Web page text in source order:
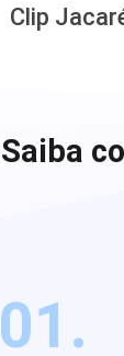
Clip
Saiba
01.